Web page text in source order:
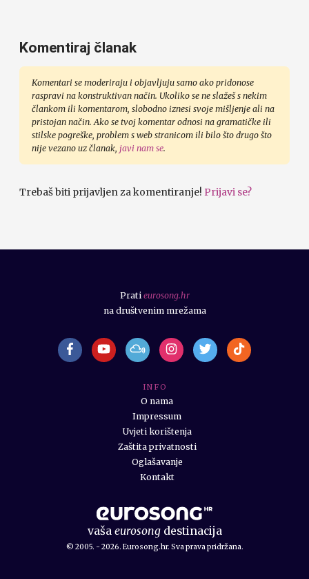
Komentiraj članak
Komentari se moderiraju i objavljuju samo ako pridonose
raspravi na konstruktivan način. Ukoliko se ne slažeš s nekim
člankom ili komentarom, slobodno iznesi svoje mišljenje ali na
pristojan način. Ako se tvoj komentar odnosi na gramatičke ili
stilske pogreške, problem s web stranicom ili bilo što drugo što
nije vezano uz članak, javi nam se.
Trebaš biti prijavljen za komentiranje! Prijavi se?
vaša eurosongdestinacija
© 2005. - 2026. Eurosong.hr. Sva prava pridržana.
I N F O
O nama
Impressum
Uvjeti korištenja
Zaštita privatnosti
Oglašavanje
Kontakt
Prati eurosong.hr
na društvenim mrežama